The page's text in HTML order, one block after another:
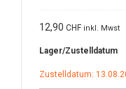
12,90 CHF inkl. Mwst
Lager/Zustelldatum
Zustelldatum: